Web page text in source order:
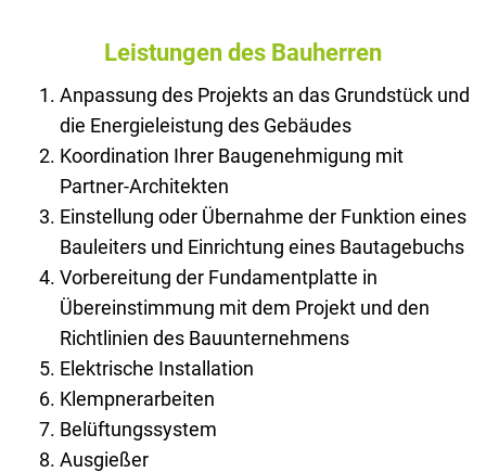
Leistungen des Bauherren
Anpassung des Projekts an das Grundstück und
die Energieleistung des Gebäudes
Koordination Ihrer Baugenehmigung mit
Partner-Architekten
Einstellung oder Übernahme der Funktion eines
Bauleiters und Einrichtung eines Bautagebuchs
Vorbereitung der Fundamentplatte in
Übereinstimmung mit dem Projekt und den
Richtlinien des Bauunternehmens
Elektrische Installation
Klempnerarbeiten
Belüftungssystem
Ausgießer